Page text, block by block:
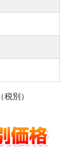
（税別）